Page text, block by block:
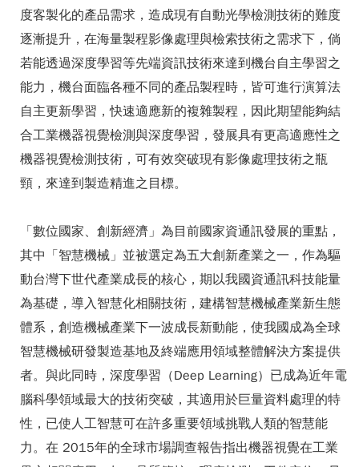
度客製化的產品需求，造成現有自動光學檢測技術的難度
逐漸提升，在海量製程影像處理與檢索技術之需求下，倘
若能透過深度學習等先端資訊技術來達到機台自主學習之
能力，機台面臨各種不同的產品製程時，皆可進行演算法
自主更新學習，快速適應新的複雜製程，因此期望能夠結
合工業機器視覺檢測與深度學習，發展具有更高適應性之
機器視覺檢測技術，可有效突破現有影像處理技術之瓶
頸，來達到製造精進之目標。
「數位國家、創新經濟」為目前國家資通訊發展的重點，
其中「智慧機械」並被選定為五大創新產業之一，作為驅
動台灣下世代產業成長的核心，期以我國資通訊科技能量
為基礎，導入智慧化相關技術，建構智慧機械產業新生態
體系，創造機械產業下一波成長新動能，使我國成為全球
智慧機械研發製造基地及終端應用領域整體解決方案提供
者。與此同時，深度學習（Deep Learning）已成為近年電
腦科學領域最大的技術突破，其適用於巨量資料處理的特
性，已使人工智慧可在許多重要領域挑戰人類的智慧能
力。在 2015年的全球市場調查報告指出機器視覺在工業